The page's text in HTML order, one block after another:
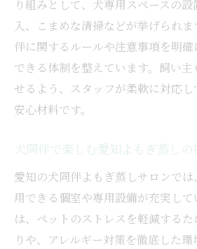
衛生面重視の愛知よもぎ
紹介
愛犬家必見のよもぎ蒸し新ス
愛知よもぎ蒸し犬同伴の
解説
愛知よもぎ蒸し犬同伴で
犬と共に楽しめる愛知よ
愛知よもぎ蒸し犬同伴型
愛犬家必見よもぎ蒸しの
り組みとして、犬専用スペースの
入、こまめな清掃などが挙げられ
伴に関するルールや注意事項を明
できる体制を整えています。飼い
せるよう、スタッフが柔軟に対応
安心材料です。
犬同伴で楽しむ愛知よもぎ蒸しの
愛知の犬同伴よもぎ蒸しサロンで
用できる個室や専用設備が充実し
は、ペットのストレスを軽減するた
りや、アレルギー対策を徹底した